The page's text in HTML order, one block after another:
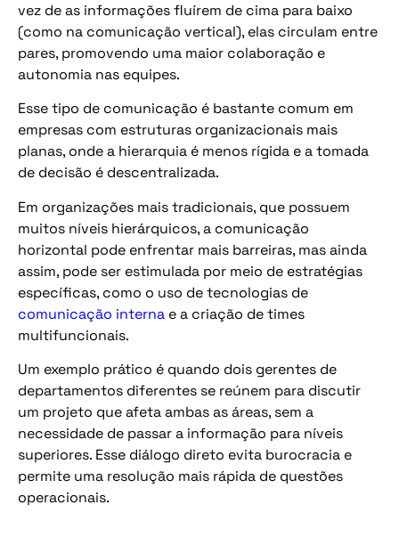
vez de as informações fluírem de cima para baixo
(como na comunicação vertical), elas circulam entre
pares, promovendo uma maior colaboração e
autonomia nas equipes.
Esse tipo de comunicação é bastante comum em
empresas com estruturas organizacionais mais
planas, onde a hierarquia é menos rígida e a tomada
de decisão é descentralizada.
Em organizações mais tradicionais, que possuem
muitos níveis hierárquicos, a comunicação
horizontal pode enfrentar mais barreiras, mas ainda
assim, pode ser estimulada por meio de estratégias
específicas, como o uso de tecnologias de
comunicação interna e a criação de times
multifuncionais.
Um exemplo prático é quando dois gerentes de
departamentos diferentes se reúnem para discutir
um projeto que afeta ambas as áreas, sem a
necessidade de passar a informação para níveis
superiores. Esse diálogo direto evita burocracia e
permite uma resolução mais rápida de questões
operacionais.